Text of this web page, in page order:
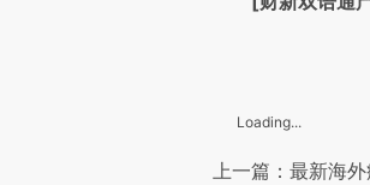
Loading...
上一篇：最新海